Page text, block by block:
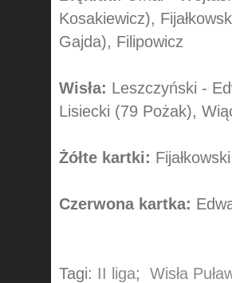
Kosakiewicz),
Gajda), Filipowicz
Wisła: Leszczyński -
Lisiecki (79 Pożak),
Żółte kartki:
Czerwona kartka:
Tagi: II liga; Wisła